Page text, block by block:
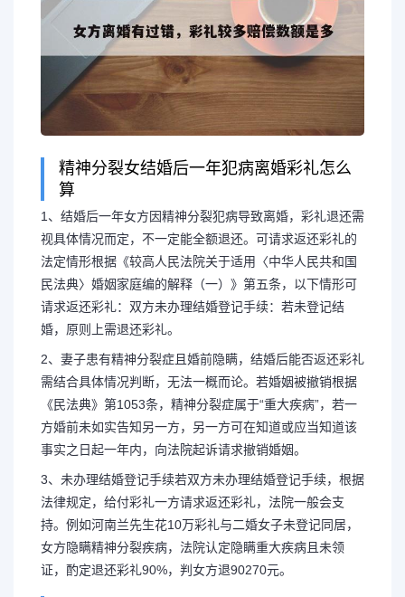
精神分裂女结婚后一年犯病离婚彩礼怎么
算
1、结婚后一年女方因精神分裂犯病导致离婚，彩礼退还需
视具体情况而定，不一定能全额退还。可请求返还彩礼的
法定情形根据《较高人民法院关于适用〈中华人民共和国
民法典〉婚姻家庭编的解释（一）》第五条，以下情形可
请求返还彩礼：双方未办理结婚登记手续：若未登记结
婚，原则上需退还彩礼。
2、妻子患有精神分裂症且婚前隐瞒，结婚后能否返还彩礼
需结合具体情况判断，无法一概而论。若婚姻被撤销根据
《民法典》第1053条，精神分裂症属于“重大疾病”，若一
方婚前未如实告知另一方，另一方可在知道或应当知道该
事实之日起一年内，向法院起诉请求撤销婚姻。
3、未办理结婚登记手续若双方未办理结婚登记手续，根据
法律规定，给付彩礼一方请求返还彩礼，法院一般会支
持。例如河南兰先生花10万彩礼与二婚女子未登记同居，
女方隐瞒精神分裂疾病，法院认定隐瞒重大疾病且未领
证，酌定退还彩礼90%，判女方退90270元。